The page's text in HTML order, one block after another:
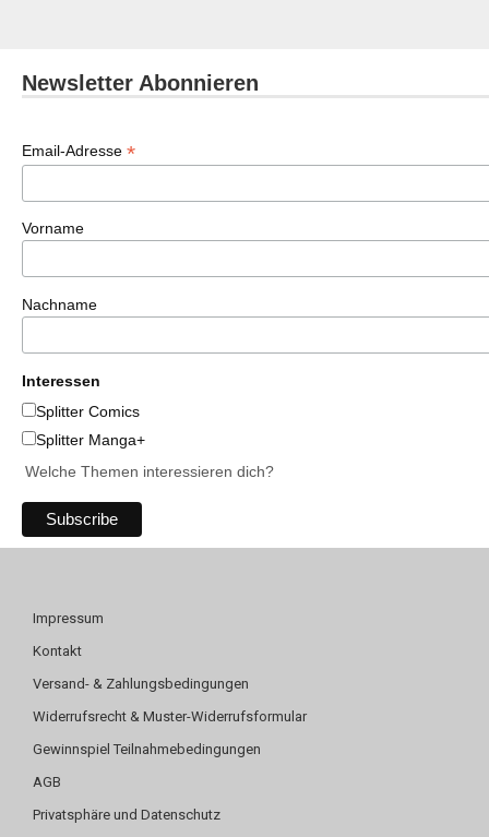
Newsletter Abonnieren
Email-Adresse *
Vorname
Nachname
Interessen
Splitter Comics
Splitter Manga+
Welche Themen interessieren dich?
Impressum
Kontakt
Versand- & Zahlungsbedingungen
Widerrufsrecht & Muster-Widerrufsformular
Gewinnspiel Teilnahmebedingungen
AGB
Privatsphäre und Datenschutz